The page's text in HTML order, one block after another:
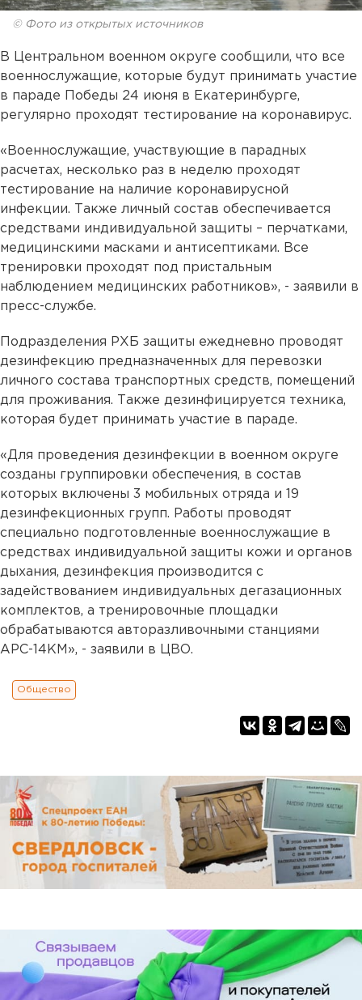
© Фото из открытых источников
В Центральном военном округе сообщили, что все
военнослужащие, которые будут принимать участие
в параде Победы 24 июня в Екатеринбурге,
регулярно проходят тестирование на коронавирус.
«Военнослужащие, участвующие в парадных
расчетах, несколько раз в неделю проходят
тестирование на наличие коронавирусной
инфекции. Также личный состав обеспечивается
средствами индивидуальной защиты – перчатками,
медицинскими масками и антисептиками. Все
тренировки проходят под пристальным
наблюдением медицинских работников», - заявили в
пресс-службе.
Подразделения РХБ защиты ежедневно проводят
дезинфекцию предназначенных для перевозки
личного состава транспортных средств, помещений
для проживания. Также дезинфицируется техника,
которая будет принимать участие в параде.
«Для проведения дезинфекции в военном округе
созданы группировки обеспечения, в состав
которых включены 3 мобильных отряда и 19
дезинфекционных групп. Работы проводят
специально подготовленные военнослужащие в
средствах индивидуальной защиты кожи и органов
дыхания, дезинфекция производится с
задействованием индивидуальных дегазационных
комплектов, а тренировочные площадки
обрабатываются авторазливочными станциями
АРС-14КМ», - заявили в ЦВО.
Общество